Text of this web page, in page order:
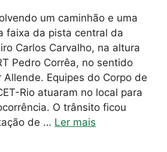
um caminhão e uma
faixa da pista central da
Carlos Carvalho, na altura
Pedro Corrêa, no sentido
Allende. Equipes do Corpo de
Rio atuaram no local para
O trânsito ficou
de … Ler mais